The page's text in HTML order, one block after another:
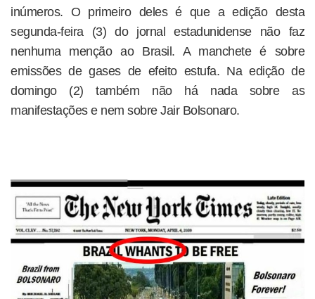
inúmeros. O primeiro deles é que a edição desta
segunda-feira (3) do jornal estadunidense não faz
nenhuma menção ao Brasil. A manchete é sobre
emissões de gases de efeito estufa. Na edição de
domingo (2) também não há nada sobre as
manifestações e nem sobre Jair Bolsonaro.